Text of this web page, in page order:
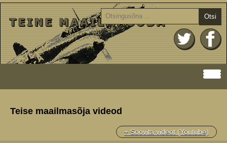
Otsi
Teise maailmasõja videod
+ Soovita videot (Youtube)